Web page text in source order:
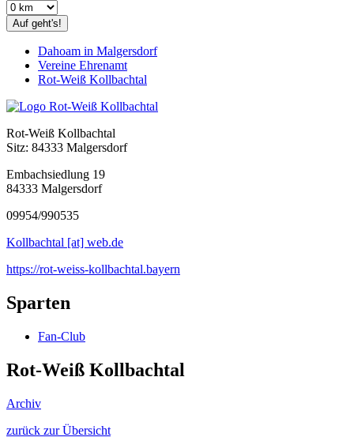
Auf geht's!
Dahoam in Malgersdorf
Vereine Ehrenamt
Rot-Weiß Kollbachtal
Rot-Weiß Kollbachtal
Sitz: 84333 Malgersdorf
Embachsiedlung 19
84333 Malgersdorf
09954/990535
Kollbachtal [at] web.de
https://rot-weiss-kollbachtal.bayern
Sparten
Fan-Club
Rot-Weiß Kollbachtal
Archiv
zurück zur Übersicht